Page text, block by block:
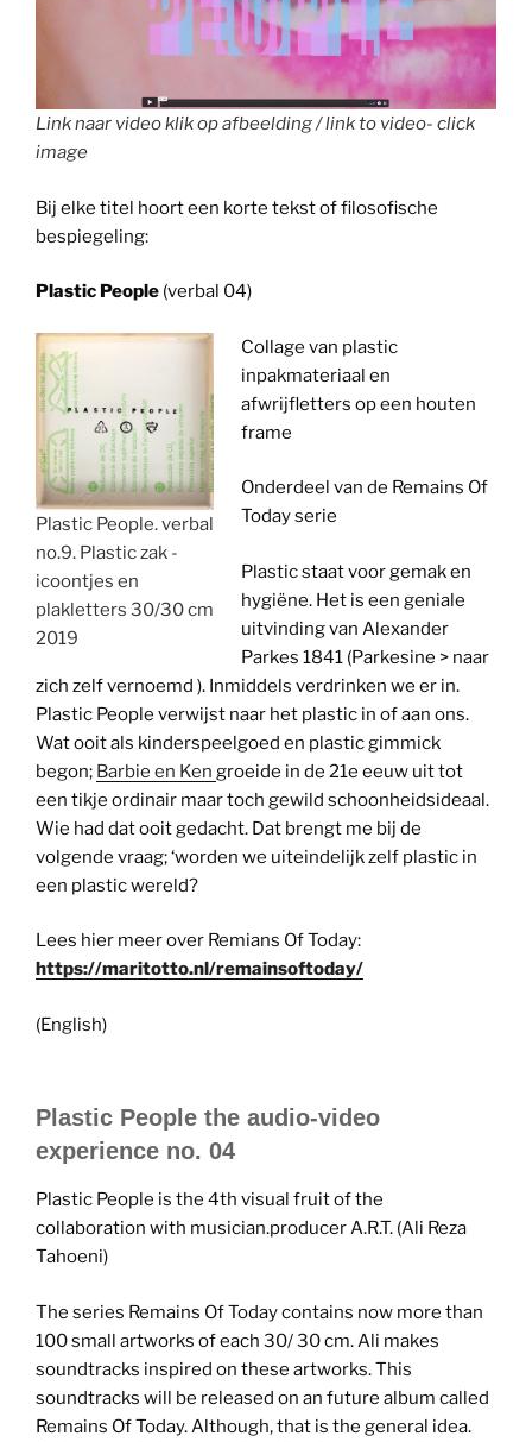
Link naar video klik op afbeelding / link to video- click
image
Bij elke titel hoort een korte tekst of filosofische
bespiegeling:
Plastic People (verbal 04)
Plastic People. verbal
no.9. Plastic zak -
icoontjes en
plakletters 30/30 cm
2019
Collage van plastic
inpakmateriaal en
afwrijfletters op een houten
frame
Onderdeel van de Remains Of
Today serie
Plastic staat voor gemak en
hygiëne. Het is een geniale
uitvinding van Alexander
Parkes 1841 (Parkesine > naar
zich zelf vernoemd ). Inmiddels verdrinken we er in.
Plastic People verwijst naar het plastic in of aan ons.
Wat ooit als kinderspeelgoed en plastic gimmick
begon; Barbie en Ken groeide in de 21e eeuw uit tot
een tikje ordinair maar toch gewild schoonheidsideaal.
Wie had dat ooit gedacht. Dat brengt me bij de
volgende vraag; ‘worden we uiteindelijk zelf plastic in
een plastic wereld?
Lees hier meer over Remians Of Today:
https://maritotto.nl/remainsoftoday/
(English)
Plastic People the audio-video
experience no. 04
Plastic People is the 4th visual fruit of the
collaboration with musician.producer A.R.T. (Ali Reza
Tahoeni)
The series Remains Of Today contains now more than
100 small artworks of each 30/ 30 cm. Ali makes
soundtracks inspired on these artworks. This
soundtracks will be released on an future album called
Remains Of Today. Although, that is the general idea.